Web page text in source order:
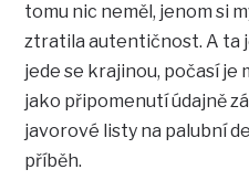
tomu nic neměl, jenom si
ztratila autentičnost. A ta
jede se krajinou, počasí je
jako připomenutí údajně
javorové listy na palubní
příběh.